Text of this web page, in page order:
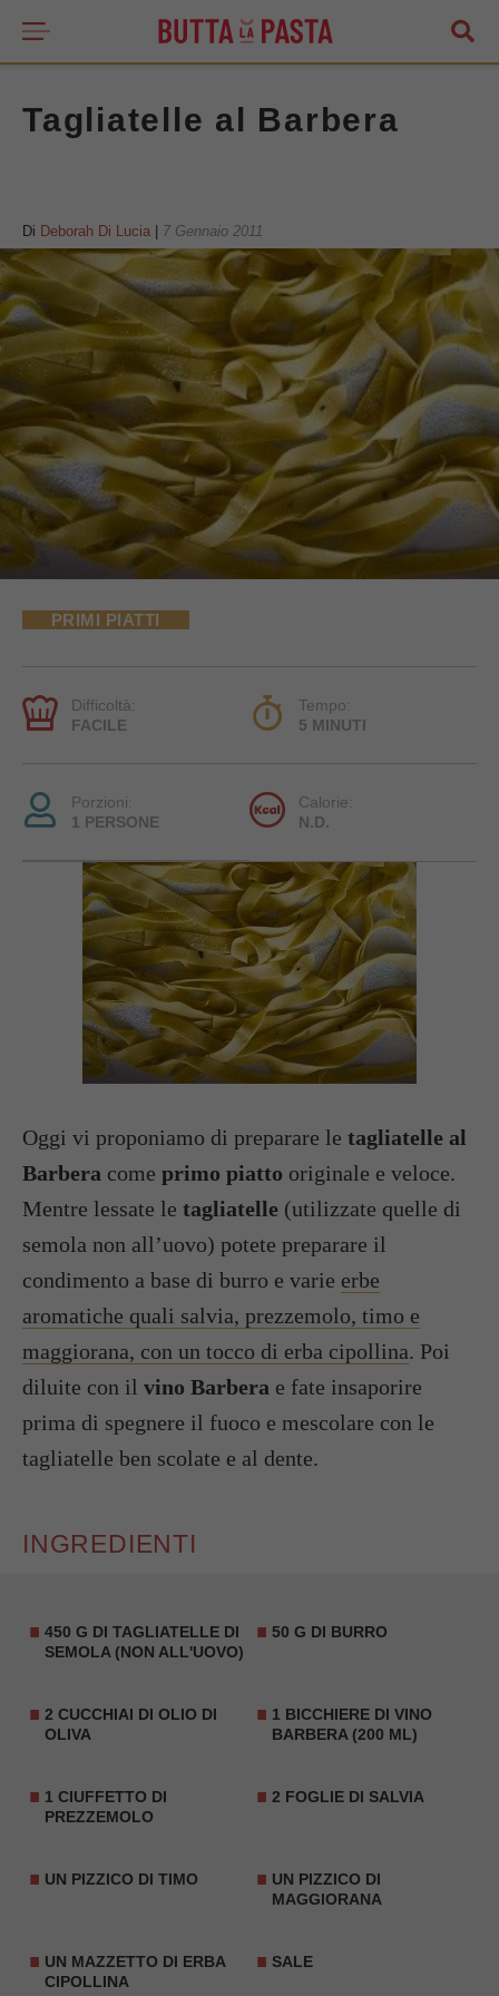
Tagliatelle al Barbera
Di Deborah Di Lucia 7 Gennaio 2011
PRIMI PIATTI
Difficoltà:
FACILE
Tempo:
5 MINUTI
Porzioni:
1 PERSONE
Calorie:
N.D.
Oggi vi proponiamo di preparare le tagliatelle al
Barbera come primo piatto originale e veloce.
Mentre lessate le tagliatelle (utilizzate quelle di
semola non all’uovo) potete preparare il
condimento a base di burro e varie erbe
aromatiche quali salvia, prezzemolo, timo e
maggiorana, con un tocco di erba cipollina. Poi
diluite con il vino Barbera e fate insaporire
prima di spegnere il fuoco e mescolare con le
tagliatelle ben scolate e al dente.
INGREDIENTI
450 G DI TAGLIATELLE DI
SEMOLA (NON ALL'UOVO)
50 G DI BURRO
2 CUCCHIAI DI OLIO DI
OLIVA
1 BICCHIERE DI VINO
BARBERA (200 ML)
1 CIUFFETTO DI
PREZZEMOLO
2 FOGLIE DI SALVIA
UN PIZZICO DI TIMO
UN PIZZICO DI
MAGGIORANA
UN MAZZETTO DI ERBA
CIPOLLINA
SALE